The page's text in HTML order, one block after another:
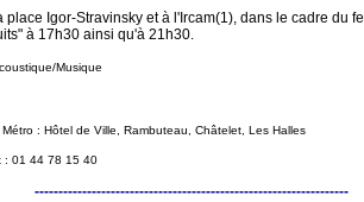
Igor-Stravinsky et à l'Ircam(1), dans le cadre du
à 17h30 ainsi qu'à 21h30.
Musique
: Hôtel de Ville, Rambuteau, Châtelet, Les Halles
: 01 44 78 15 40
------------------------------------------------------------------